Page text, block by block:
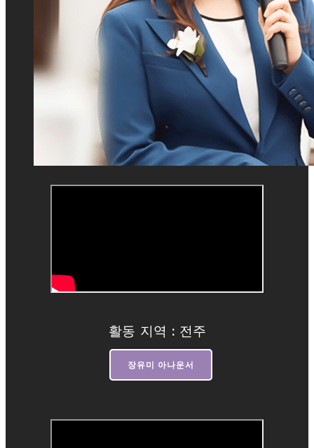
활동 지역 : 전주
장유미 아나운서